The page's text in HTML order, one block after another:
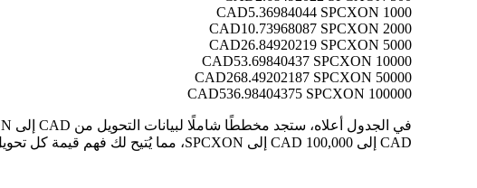
1000 CAD
5.36984044 SPCXON
2000 CAD
10.73968087 SPCXON
5000 CAD
26.84920219 SPCXON
10000 CAD
53.69840437 SPCXON
50000 CAD
268.49202187 SPCXON
100000 CAD
536.98404375 SPCXON
CAD إلى 100,000 CAD إلى SPCXON، مما يُتيح لك فهم قيمة كل تحويل بوضوح.